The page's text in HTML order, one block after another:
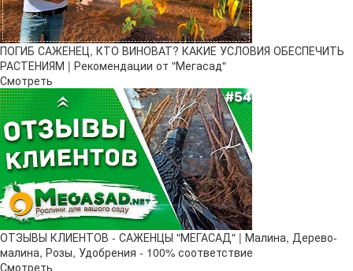
ПОГИБ САЖЕНЕЦ, КТО ВИНОВАТ? КАКИЕ УСЛОВИЯ ОБЕСПЕЧИТЬ
РАСТЕНИЯМ | Рекомендации от "Мегасад"
Смотреть
ОТЗЫВЫ КЛИЕНТОВ - САЖЕНЦЫ "МЕГАСАД" | Малина, Дерево-
малина, Розы, Удобрения - 100% соответствие
Смотреть